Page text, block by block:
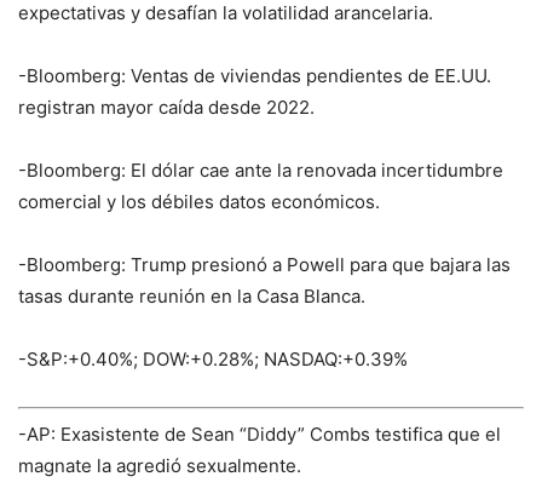
expectativas y desafían la volatilidad arancelaria.
-Bloomberg: Ventas de viviendas pendientes de EE.UU.
registran mayor caída desde 2022.
-Bloomberg: El dólar cae ante la renovada incertidumbre
comercial y los débiles datos económicos.
-Bloomberg: Trump presionó a Powell para que bajara las
tasas durante reunión en la Casa Blanca.
-S&P:+0.40%; DOW:+0.28%; NASDAQ:+0.39%
-AP: Exasistente de Sean “Diddy” Combs testifica que el
magnate la agredió sexualmente.